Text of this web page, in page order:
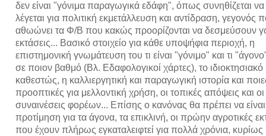
δεν είναι "γόνιμα παραγωγικά εδάφη", όπως συνηθίζεται να
λέγεται για πολιτική εκμετάλλευση και αντίδραση, γεγονός
αθωώνει τα Φ/Β που κακώς προορίζονται να δεσμεύσουν
εκτάσεις... Βασικό στοιχείο για κάθε υποψήφια περιοχή, η
επιστημονική γνωμάτευση του τι είναι "γόνιμο" και τι
σε ποιον βαθμό (Βλ. Εδαφολογικοί χάρτες), το ιδιοκτησιακό
καθεστώς, η καλλιεργητική και παραγωγική ιστορία και
προοπτικές για μελλοντική χρήση, οι τοπικές απόψεις και οι
συναινέσεις φορέων... Επίσης ο κανόνας θα πρέπει να
προτίμηση για τα άγονα, τα επικλινή, οι πρώην αγροτικές
που έχουν πλήρως εγκαταλειφτεί για πολλά χρόνια, κυρίως